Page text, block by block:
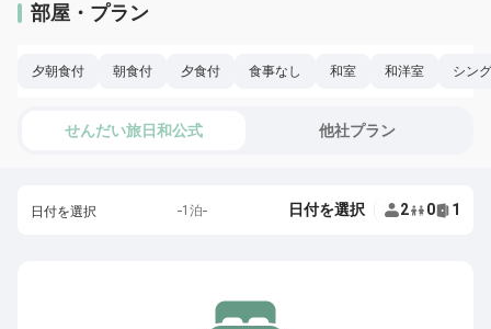
部屋・プラン
夕朝食付 朝食付 夕食付 食事なし 和室 和洋室 シン
せんだい旅日和公式 他社プラン
日付を選択 1泊 日付を選択 2 0 1